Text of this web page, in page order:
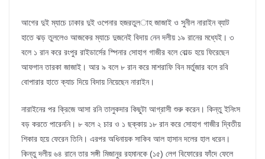
আগের দুই ম্যাচে ঢাকার দুই ওপেনার হজরতুল­াহ জাজাই ও সুনীল নারাইন ব্যাট
হাতে ঝড় তুললেও আজকের ম্যাচে দুজনেই বিদায় নেন দলীয় ১৯ রানের মধ্যেই। ৩
বলে ১ রান করে রংপুর রাইডার্সের স্পিনার সোহাগ গাজীর বলে বোল্ড হয়ে ফিরেছেন
আফগান তারকা জাজাই। আর ৯ বলে ৮ রান করে মাশরাফি বিন মর্তুজার বলে রবি
বোপারার হাতে ক্যাচ দিয়ে বিদায় নিয়েছেন নারাইন।
নারাইনের পর ক্রিজে আসা রনি তালুকদার কিছুটা আগ্রাসী শুরু করেন। কিন্তু ইনিংস
বড় করতে পারেননি। ৮ বলে ২ চার ও ১ ছক্কায় ১৮ রান করে সোহাগ গাজীর দ্বিতীয়
শিকার হয়ে ফেরেন তিনি। এরপর অধিনায়ক সাকিব আল হাসান দলের হাল ধরেন।
কিন্তু দলীয় ৬৪ রানে তার সঙ্গী মিজানুর রহমানকে (১৫) লেগ বিফোরের ফাঁদে ফেলে